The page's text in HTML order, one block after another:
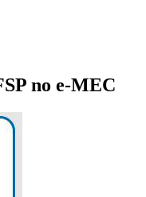
no e-MEC